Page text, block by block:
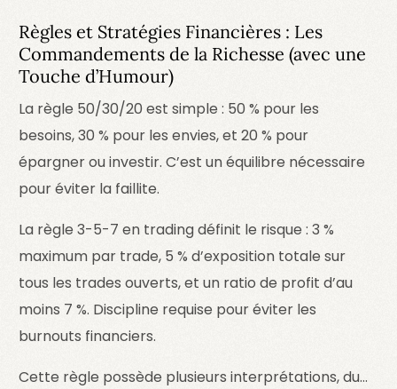
Règles et Stratégies Financières : Les
Commandements de la Richesse (avec une
Touche d’Humour)
La règle 50/30/20 est simple : 50 % pour les
besoins, 30 % pour les envies, et 20 % pour
épargner ou investir. C’est un équilibre nécessaire
pour éviter la faillite.
La règle 3-5-7 en trading définit le risque : 3 %
maximum par trade, 5 % d’exposition totale sur
tous les trades ouverts, et un ratio de profit d’au
moins 7 %. Discipline requise pour éviter les
burnouts financiers.
Cette règle possède plusieurs interprétations, du…